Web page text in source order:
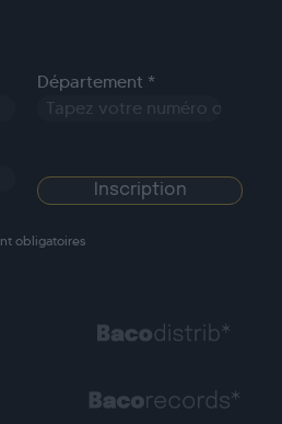
Département *
obligatoires